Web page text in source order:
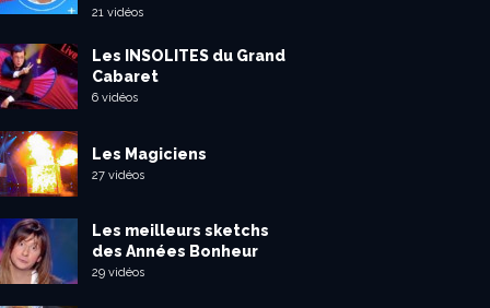
21 vidéos
Les INSOLITES du Grand
Cabaret
6 vidéos
Les Magiciens
27 vidéos
Les meilleurs sketchs
des Années Bonheur
29 vidéos